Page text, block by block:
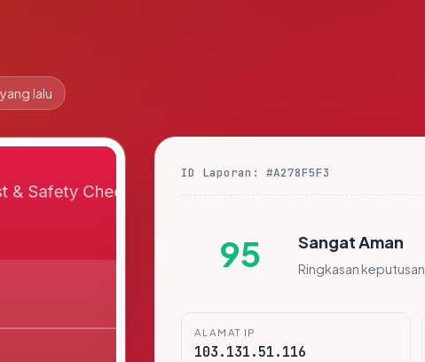
lalu
ID Laporan: #A278F5F3
95 Sangat Aman
Ringkasan keputusan
ALAMAT IP
103.131.51.116